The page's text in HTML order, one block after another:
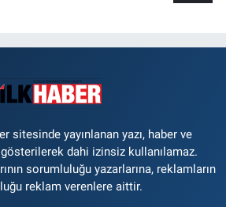
sitesinde yayınlanan yazı, haber ve
dahi izinsiz kullanılamaz.
sorumluluğu yazarlarına, reklamların
reklam verenlere aittir.